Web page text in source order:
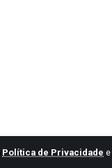
Política de Privacidade e